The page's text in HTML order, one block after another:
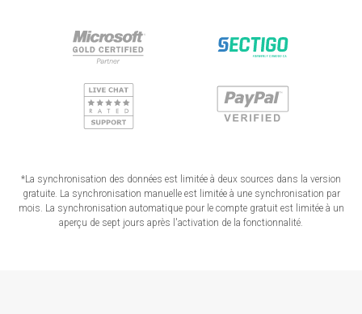
*La synchronisation des données est limitée à deux sources dans la version
gratuite. La synchronisation manuelle est limitée à une synchronisation par
mois. La synchronisation automatique pour le compte gratuit est limitée à un
aperçu de sept jours après l'activation de la fonctionnalité.